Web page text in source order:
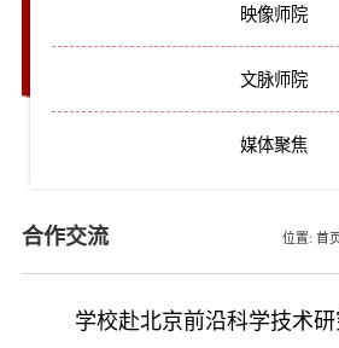
映像师院
文脉师院
媒体聚焦
合作交流 位置: 首
学校赴北京前沿科学技术